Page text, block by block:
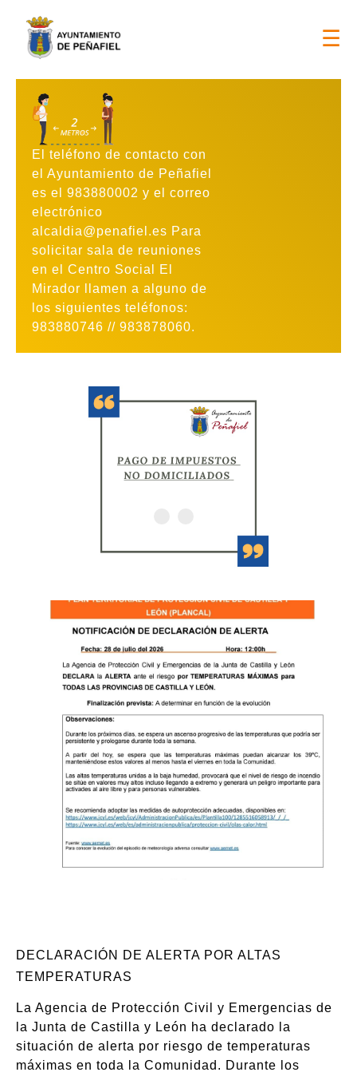
DÍAS DE FIESTAS LOCALES 2026 > 17 y 18 de
☰
El teléfono de contacto con
el Ayuntamiento de Peñafiel
es el 983880002 y el correo
electrónico
alcaldia@penafiel.es Para
solicitar sala de reuniones
en el Centro Social El
Mirador llamen a alguno de
los siguientes teléfonos:
983880746 // 983878060.
DECLARACIÓN DE ALERTA POR ALTAS
TEMPERATURAS
La Agencia de Protección Civil y Emergencias de
la Junta de Castilla y León ha declarado la
situación de alerta por riesgo de temperaturas
máximas en toda la Comunidad. Durante los